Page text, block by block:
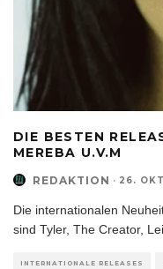
DIE BESTEN
MEREBA U.V.M
REDAKTION · 26.
Die internationalen
sind Tyler, The Creator,
INTERNATIONALE RELEASES